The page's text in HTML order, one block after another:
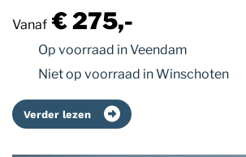
Vanaf € 275,-
Op voorraad in Veendam
Niet op voorraad in Winschoten
Verder lezen